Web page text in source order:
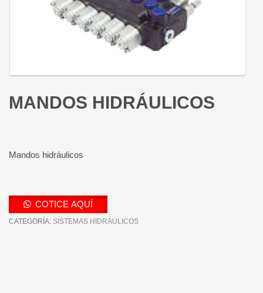
MANDOS HIDRÁULICOS
Mandos hidráulicos
COTICE AQUÍ
CATEGORÍA: SISTEMAS HIDRÁULICOS